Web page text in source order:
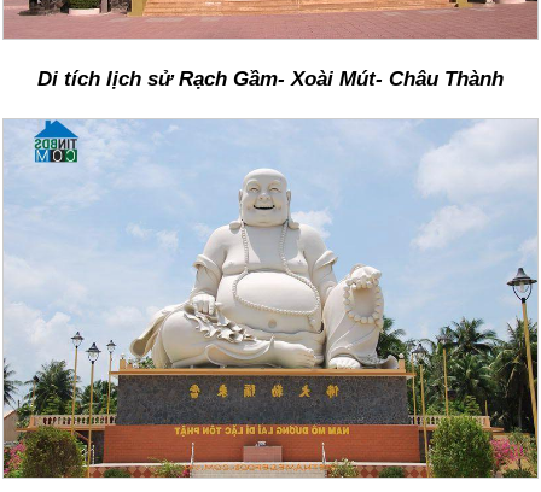
Di tích lịch sử Rạch Gầm- Xoài Mút- Châu Thành